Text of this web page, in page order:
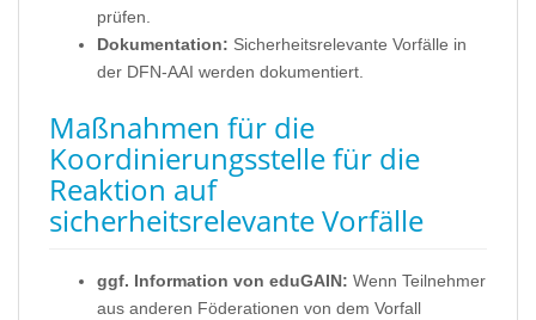
prüfen.
Dokumentation: Sicherheitsrelevante Vorfälle in
der DFN-AAI werden dokumentiert.
Maßnahmen für die
Koordinierungsstelle für die
Reaktion auf
sicherheitsrelevante Vorfälle
ggf. Information von eduGAIN: Wenn Teilnehmer
aus anderen Föderationen von dem Vorfall